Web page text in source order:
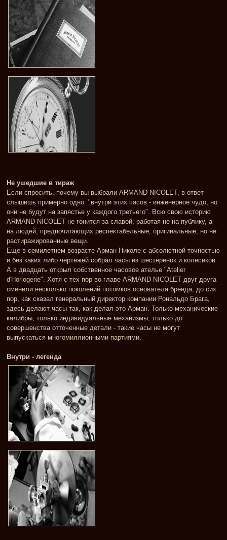
Не ушедшие в тираж
Если спросить, почему вы выбрали ARMAND NICOLET, в ответ
слышишь примерно одно: "внутри этих часов - инженерное чудо, но
они не будут на запястье у каждого третьего". Всю свою историю
ARMAND NICOLET не гонится за славой, работая не на публику, а
на людей, предпочитающих респектабельные, оригинальные, но не
растиражированные вещи.
Еще в семилетнем возрасте Арман Николе с абсолютной точностью
и без каких либо чертежей собрал часы из шестеренок и колесиков.
А в двадцать открыл собственное часовое ателье "Atelier
d'Horlogerie". Хотя с тех пор во главе ARMAND NICOLET друг друга
сменили несколько поколений потомков основателя бренда, до сих
пор, как сказал генеральный директор компании Рональдо Брага,
здесь делают часы так, как делал это Арман. Только механические
калибры, только индивидуальные механизмы, только до
совершенства отточенные детали - такие часы не могут
выпускаться многомиллионными партиями.
Внутри - легенда